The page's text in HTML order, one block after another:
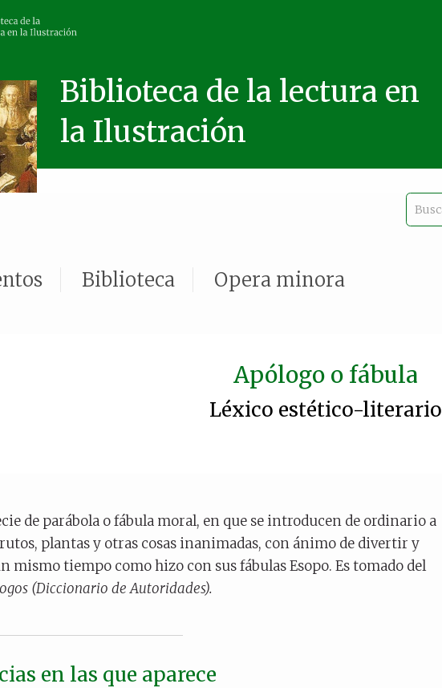
Biblioteca de la lectura en
la Ilustración
Biblioteca Opera minora
Apólogo o fábula
Léxico estético-literario
de parábola o fábula moral, en que se introducen de ordinario a
plantas y otras cosas inanimadas, con ánimo de divertir y
mismo tiempo como hizo con sus fábulas Esopo. Es tomado del
(Diccionario de Autoridades).
en las que aparece